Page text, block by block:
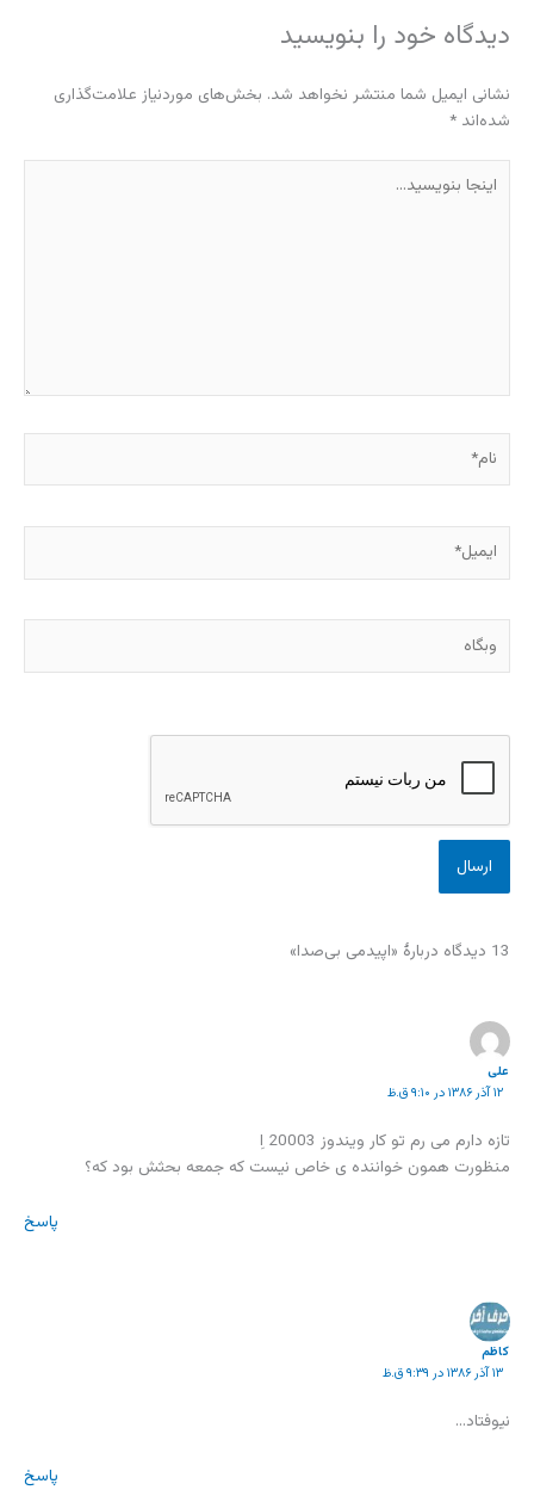
دیدگاه‌ خود را بنویسید
نشانی ایمیل شما منتشر نخواهد شد. بخش‌های موردنیاز علامت‌گذاری
شده‌اند *
بنویسید…
وبگاه
13 دیدگاه دربارهٔ «اپیدمی بی‌صدا»
علی
۱۲ آذر ۱۳۸۶ در ۹:۱۰ ق.ظ
تازه دارم می رم تو کار ویندوز 20003 اِ
منظورت همون خواننده ی خاص نیست که جمعه بحثش بود که؟
پاسخ
کاظم
۱۳ آذر ۱۳۸۶ در ۹:۳۹ ق.ظ
نيوفتاد…
پاسخ